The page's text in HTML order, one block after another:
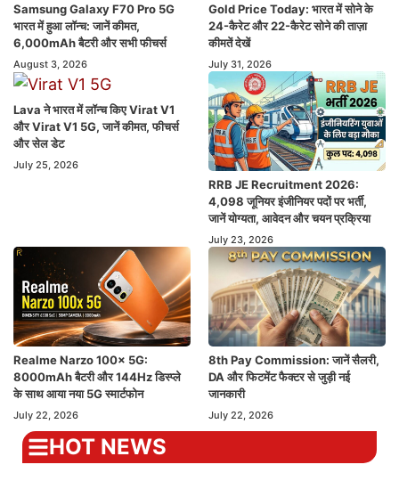
Samsung Galaxy F70 Pro 5G
भारत में हुआ लॉन्च: जानें कीमत,
6,000mAh बैटरी और सभी फीचर्स
August 3, 2026
Gold Price Today: भारत में सोने के
24-कैरेट और 22-कैरेट सोने की ताज़ा
कीमतें देखें
July 31, 2026
Lava ने भारत में लॉन्च किए Virat V1
और Virat V1 5G, जानें कीमत, फीचर्स
और सेल डेट
July 25, 2026
RRB JE Recruitment 2026:
4,098 जूनियर इंजीनियर पदों पर भर्ती,
जानें योग्यता, आवेदन और चयन प्रक्रिया
July 23, 2026
Realme Narzo 100x 5G:
8000mAh बैटरी और 144Hz डिस्प्ले
के साथ आया नया 5G स्मार्टफोन
July 22, 2026
8th Pay Commission: जानें सैलरी,
DA और फिटमेंट फैक्टर से जुड़ी नई
जानकारी
July 22, 2026
HOT NEWS